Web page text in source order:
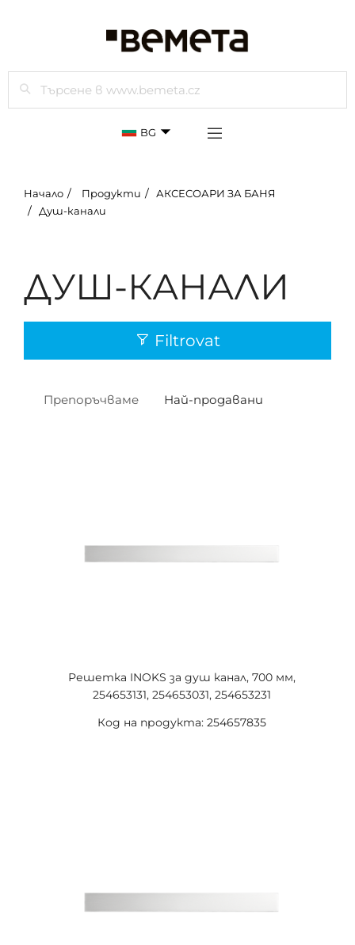
Търси
BG
Начало Продукти
АКСЕСОАРИ ЗА БАНЯ
Душ-канали
ДУШ-КАНАЛИ
Filtrovat
Препоръчваме Най-продавани
Решетка INOKS за душ канал, 700 мм,
254653131, 254653031, 254653231
Код на продукта: 254657835